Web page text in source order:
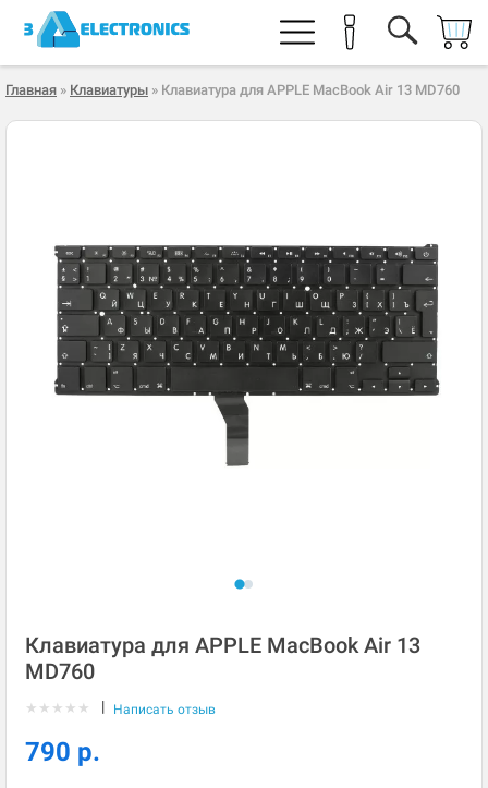
Главная » Клавиатуры » Клавиатура для APPLE MacBook Air 13 MD760
Клавиатура для APPLE MacBook Air 13
MD760
★ ★ ★ ★ ★ | Написать отзыв
790 р.